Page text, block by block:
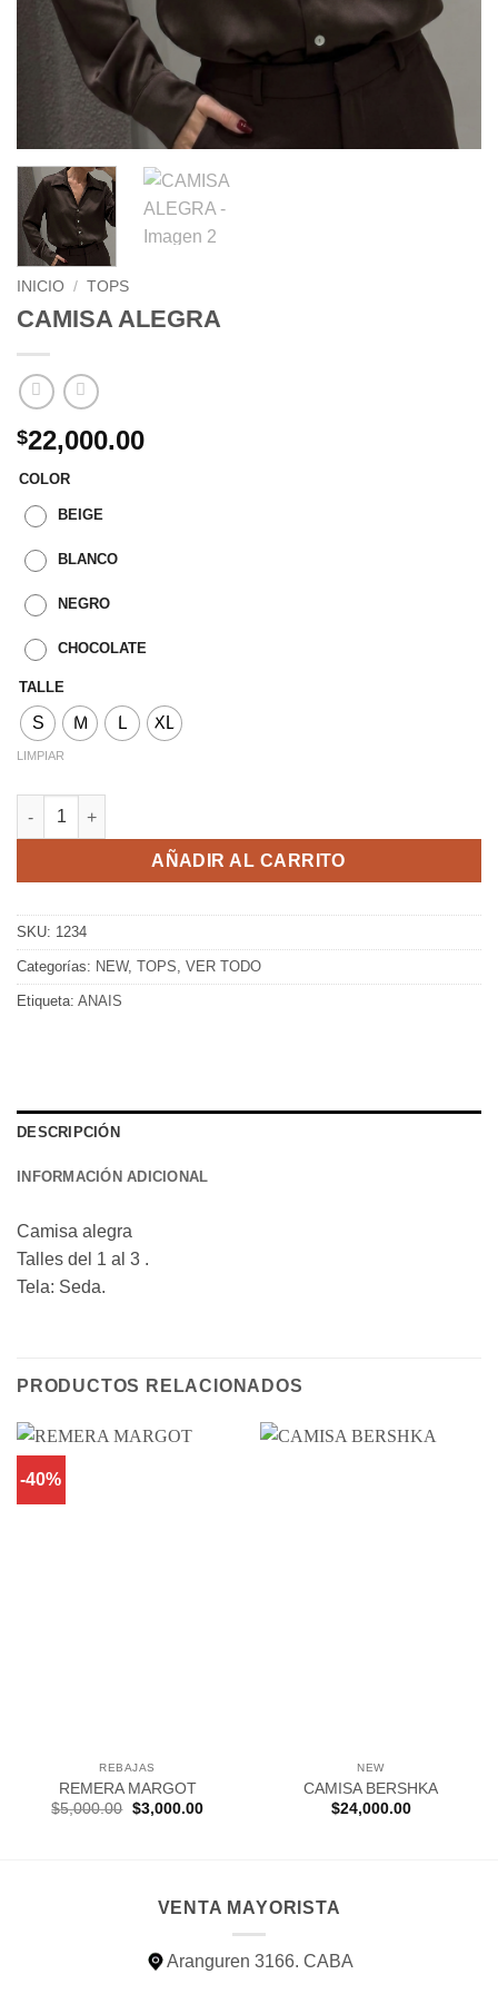
INICIO / TOPS
CAMISA ALEGRA
$22,000.00
COLOR
BEIGE
BLANCO
NEGRO
CHOCOLATE
TALLE
S M L XL
LIMPIAR
CAMISA ALEGRA cantidad
AÑADIR AL CARRITO
SKU: 1234
Categorías: NEW, TOPS, VER TODO
Etiqueta: ANAIS
DESCRIPCIÓN
INFORMACIÓN ADICIONAL
Camisa alegra
Talles del 1 al 3 .
Tela: Seda.
PRODUCTOS RELACIONADOS
-40%
REBAJAS
REMERA MARGOT
$5,000.00 El
$3,000.00El
NEW
CAMISA BERSHKA
$24,000.00
VENTA MAYORISTA
Aranguren 3166. CABA